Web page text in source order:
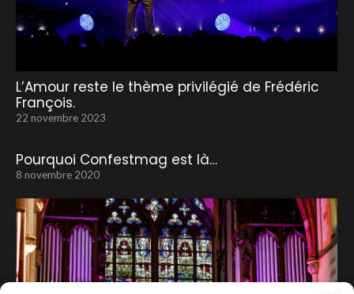
L’Amour reste le thème privilégié de Frédéric
François.
22 novembre 2023
Pourquoi Confestmag est là…
8 novembre 2020